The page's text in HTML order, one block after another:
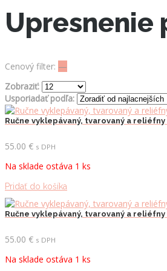
Upresnenie
Cenový filter: —
Zobraziť:
Usporiadať podľa:
Ručne vyklepávaný, tvarovaný a
55.00 € s DPH
Na sklade ostáva 1 ks
Pridať do košíka
Ručne vyklepávaný, tvarovaný a
55.00 € s DPH
Na sklade ostáva 1 ks